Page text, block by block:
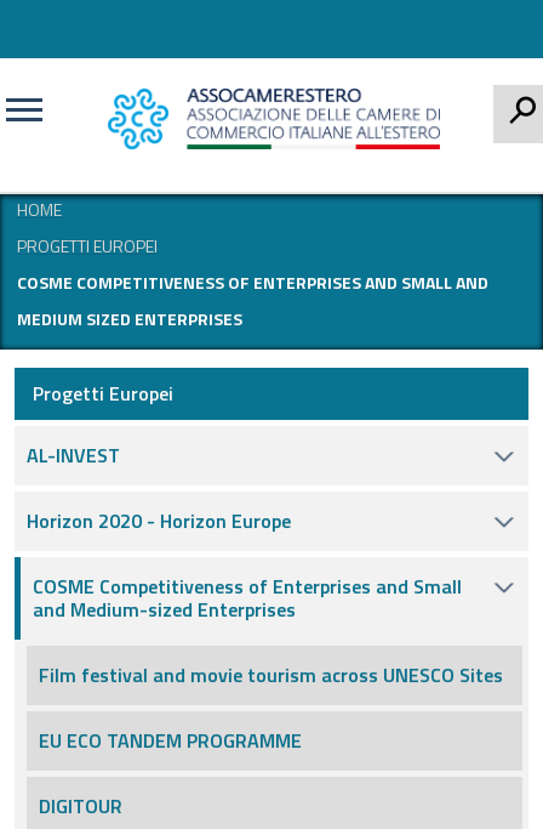
HOME
PROGETTI EUROPEI
COSME COMPETITIVENESS OF ENTERPRISES AND SMALL AND
MEDIUM SIZED ENTERPRISES
Progetti Europei
AL-INVEST
Horizon 2020 - Horizon Europe
COSME Competitiveness of Enterprises and Small
and Medium-sized Enterprises
Film festival and movie tourism across UNESCO Sites
EU ECO TANDEM PROGRAMME
DIGITOUR